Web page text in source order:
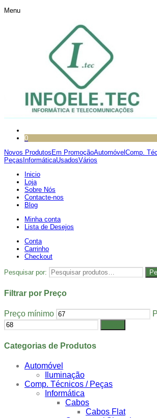
Menu
0
Novos Produtos Em PromoçãoAutomóvel Comp.
Peças InformáticaUsadosVários
Inicio
Loja
Sobre Nós
Contacte-nos
Blog
Minha conta
Lista de Desejos
Conta
Carrinho
Checkout
Pesquisar por:
Filtrar por Preço
Preço mínimo
Categorias de Produtos
Automóvel
Iluminação
Comp. Técnicos / Peças
Informática
Cabos
Cabos Flat